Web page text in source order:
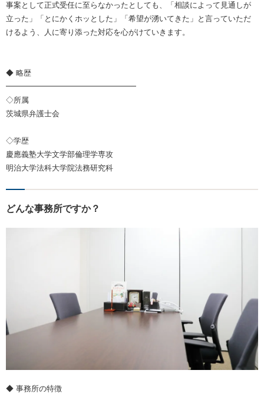
事案として正式受任に至らなかったとしても、「相談によって見通しが
立った」「とにかくホッとした」「希望が湧いてきた」と言っていただ
けるよう、人に寄り添った対応を心がけていきます。
◆ 略歴
━━━━━━━━━━━━━━━━━
◇所属
茨城県弁護士会
◇学歴
慶應義塾大学文学部倫理学専攻
明治大学法科大学院法務研究科
どんな事務所ですか？
◆ 事務所の特徴